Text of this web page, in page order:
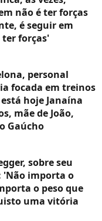
não é ter forças
é seguir em
ter forças'
personal
focada em treinos
hoje Janaína
mãe de João,
Gaúcho
sobre seu
'Não importa o
o peso que
uma vitória